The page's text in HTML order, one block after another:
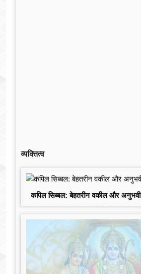
व्यक्तित्व
कपिल सिब्बल: बेहतरीन वकील और अनुभवी